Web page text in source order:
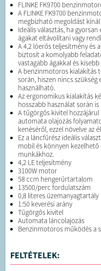
FLINKE FK9700
A FLINKE FK9700
megbízható megoldást
Ideális választás, ha
ágakat eltávolítani vagy
A 4,2 lóerős teljesítmény és
biztosít a komolyabb
vastagabb ágakkal és kisebb
A benzinmotoros kialakítás
során, hiszen nincs
használható.
Az ergonomikus kialakítás
hosszabb használat során
A tűgörgős kivitel
automata olajozás
kenéséről, ezzel növelve az
Ez a láncfűrész ideális
mobil és könnyen
munkákhoz.
4,2 LE teljesítmény
3100W motor
58 ccm hengerűrtartalom
13500/perc fordulatszám
0,8 literes üzemanyagtartály
1:50 keverési arány
Tűgörgős kivitel
Automata láncolajozás
Benzinmotoros működés a
FELTÉTELEK: